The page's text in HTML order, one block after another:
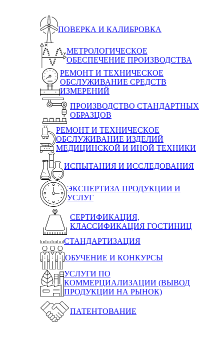
ПОВЕРКА И КАЛИБРОВКА
МЕТРОЛОГИЧЕСКОЕ
ОБЕСПЕЧЕНИЕ ПРОИЗВОДСТВА
РЕМОНТ И ТЕХНИЧЕСКОЕ
ОБСЛУЖИВАНИЕ СРЕДСТВ
ИЗМЕРЕНИЙ
ПРОИЗВОДСТВО СТАНДАРТНЫХ
ОБРАЗЦОВ
РЕМОНТ И ТЕХНИЧЕСКОЕ
ОБСЛУЖИВАНИЕ ИЗДЕЛИЙ
МЕДИЦИНСКОЙ И ИНОЙ ТЕХНИКИ
ИСПЫТАНИЯ И ИССЛЕДОВАНИЯ
ЭКСПЕРТИЗА ПРОДУКЦИИ И
УСЛУГ
СЕРТИФИКАЦИЯ,
КЛАССИФИКАЦИЯ ГОСТИНИЦ
СТАНДАРТИЗАЦИЯ
ОБУЧЕНИЕ И КОНКУРСЫ
УСЛУГИ ПО
КОММЕРЦИАЛИЗАЦИИ (ВЫВОД
ПРОДУКЦИИ НА РЫНОК)
ПАТЕНТОВАНИЕ